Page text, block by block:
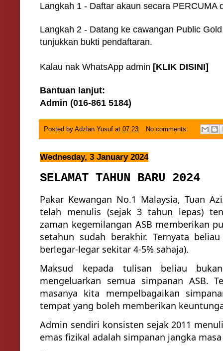
Langkah 1 - Daftar akaun secara PERCUMA
Langkah 2 - Datang ke cawangan Public
tunjukkan bukti pendaftaran.
Kalau nak WhatsApp admin [KLIK DISINI]
Bantuan lanjut:
Admin (016-861 5184)
Posted by Adzlan Yusuf at 07:23 No comments:
Wednesday, 3 January 2024
SELAMAT TAHUN BARU 2024
Pakar Kewangan No.1 Malaysia, Tuan
telah menulis (sejak 3 tahun lepas)
zaman kegemilangan ASB memberikan
setahun sudah berakhir. Ternyata
berlegar-legar sekitar 4-5% sahaja).
Maksud kepada tulisan beliau
mengeluarkan semua simpanan ASB.
masanya kita mempelbagaikan
tempat yang boleh memberikan
Admin sendiri konsisten sejak 2011
emas fizikal adalah simpanan jangka